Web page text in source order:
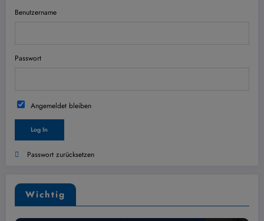
Benutzername
Passwort
Angemeldet bleiben
Passwort zurücksetzen
Wichtig